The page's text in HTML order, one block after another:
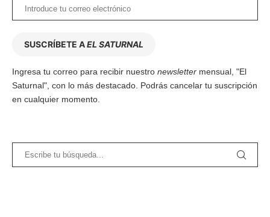
SUSCRÍBETE AEL SATURNAL
Ingresa tu correo para recibir nuestro newsletter mensual, "El
Saturnal", con lo más destacado. Podrás cancelar tu suscripción
en cualquier momento.